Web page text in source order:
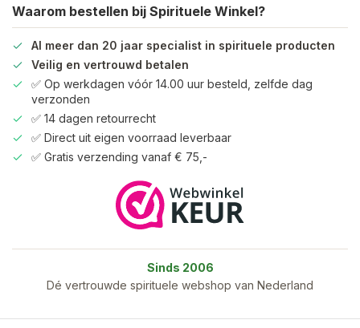
Waarom bestellen bij Spirituele Winkel?
Al meer dan 20 jaar specialist in spirituele producten
Veilig en vertrouwd betalen
✅ Op werkdagen vóór 14.00 uur besteld, zelfde dag
verzonden
✅ 14 dagen retourrecht
✅ Direct uit eigen voorraad leverbaar
✅ Gratis verzending vanaf € 75,-
Sinds 2006
Dé vertrouwde spirituele webshop van Nederland